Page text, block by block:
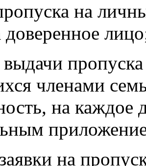
на
доверенное
пропуска
членами
на каждое
на